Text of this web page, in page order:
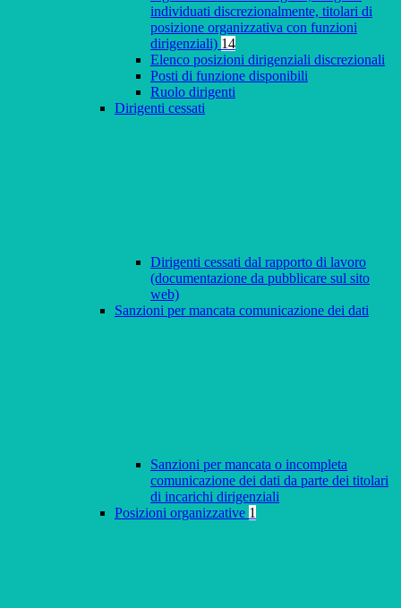
individuati discrezionalmente, titolari di
posizione organizzativa con funzioni
dirigenziali) 14
Elenco posizioni dirigenziali discrezionali
Posti di funzione disponibili
Ruolo dirigenti
Dirigenti cessati
Dirigenti cessati dal rapporto di lavoro
(documentazione da pubblicare sul sito
web)
Sanzioni per mancata comunicazione dei dati
Sanzioni per mancata o incompleta
comunicazione dei dati da parte dei titolari
di incarichi dirigenziali
Posizioni organizzative 1